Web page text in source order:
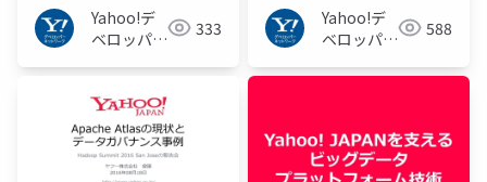
Yahoo!デ
ベロッパー
333
Yahoo!デ
ベロッパー
ク
588